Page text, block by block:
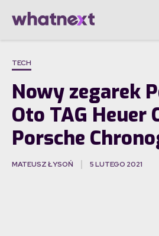
TECH
Nowy zegarek
Oto TAG Heuer
Porsche
MATEUSZ ŁYSOŃ 5 LUTEGO 2021